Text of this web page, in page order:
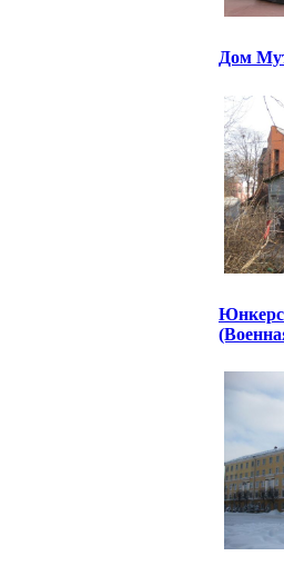
Дом